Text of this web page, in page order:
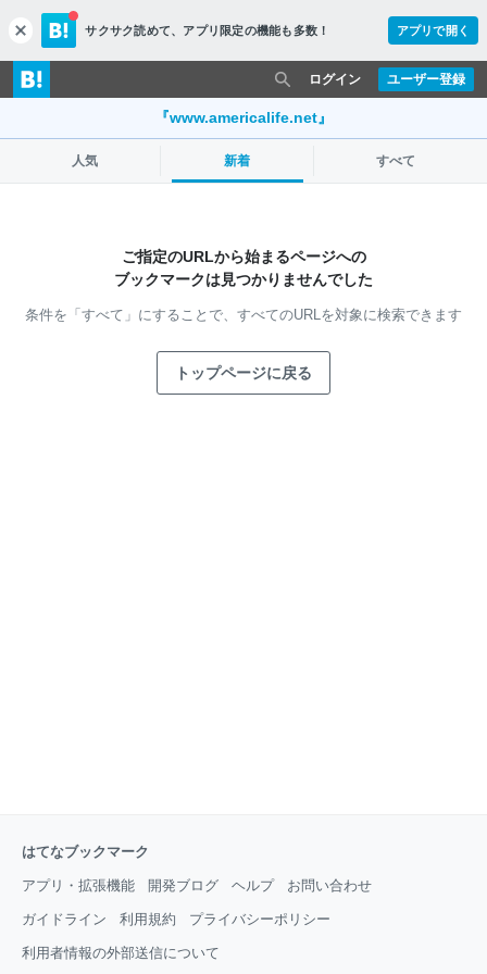
c
l
o
s
サクサク読めて、 アプリ限定の機能も多数！ アプリで開く
ユーザー登録
ログイン
『www.americalife.net』
人気 新着 すべて
ご指定のURLから始まるページへの
ブックマークは見つかりませんでした
条件を「すべて」にすることで、 すべてのURLを対象に検索できます
トップページに戻る
はてなブックマーク
アプリ・拡張機能 開発ブログ ヘルプ お問い合わせ
ガイドライン 利用規約 プライバシーポリシー
利用者情報の外部送信について